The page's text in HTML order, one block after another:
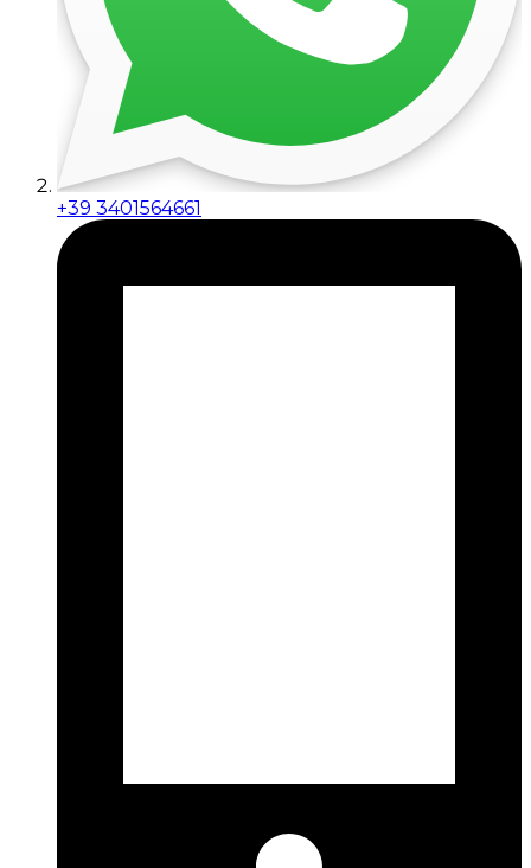
+39 3401564661